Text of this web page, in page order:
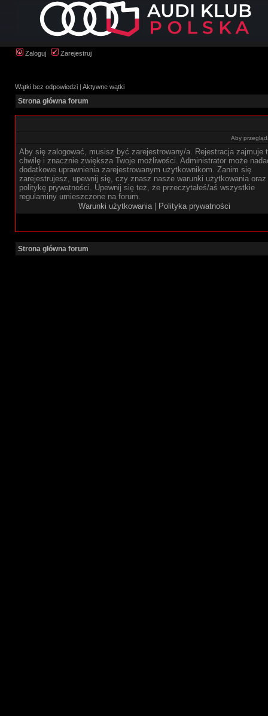
Zaloguj Zarejestruj
Wątki bez odpowiedzi | Aktywne wątki
Strona główna forum
Aby
Aby się zalogować, musisz być zarejestrowany/a. Rejestracja zajmuje
chwilę i znacznie zwiększa Twoje możliwości. Administrator może
dodatkowe uprawnienia zarejestrowanym użytkownikom. Zanim się
zarejestrujesz, upewnij się, czy znasz nasze warunki użytkowania oraz
politykę prywatności. Upewnij się też, że przeczytałeś/aś wszystkie
regulaminy umieszczone na forum.
Warunki użytkowania| Polityka prywatności
Strona główna forum